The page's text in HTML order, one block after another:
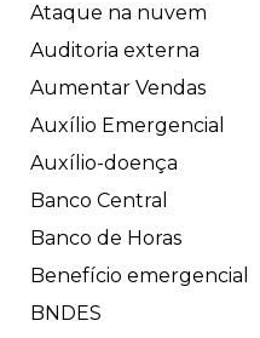
Ataque na nuvem
Auditoria externa
Aumentar Vendas
Auxílio Emergencial
Auxílio-doença
Banco Central
Banco de Horas
Benefício emergencial
BNDES